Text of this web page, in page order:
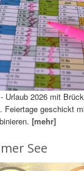
Urlaub 2026 mit
Feiertage geschickt
[mehr]
See